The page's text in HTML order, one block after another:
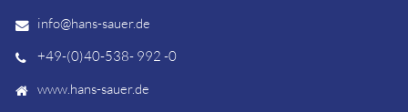
info@hans-sauer.de
+49-(0)40-538- 992 -0
www.hans-sauer.de